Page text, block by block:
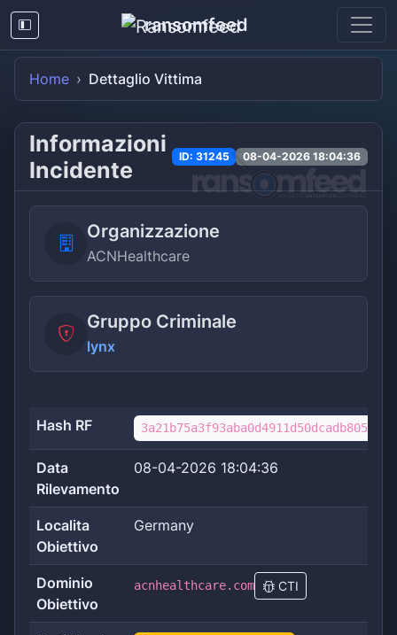
ransomfeed
Home Dettaglio Vittima
Informazioni
Incidente
ID: 31245 08-04-2026 18:04:36
Organizzazione
ACNHealthcare
Gruppo Criminale
lynx
Hash RF
Data
Rilevamento
08-04-2026 18:04:36
Localita
Obiettivo
Germany
Dominio
Obiettivo
acnhealthcare.com CTI